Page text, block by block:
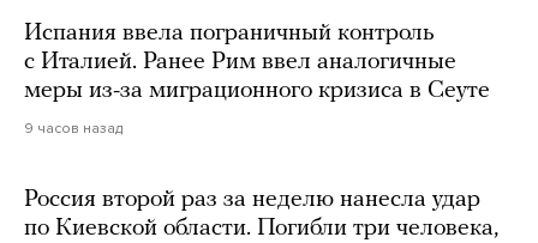
Испания ввела пограничный контроль
с Италией. Ранее Рим ввел аналогичные
меры из-за миграционного кризиса в Сеуте
9 часов назад
Россия второй раз за неделю нанесла удар
по Киевской области. Погибли три человека,